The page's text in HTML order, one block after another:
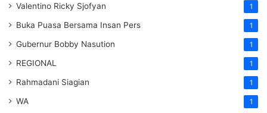
Valentino Ricky Sjofyan 1
Buka Puasa Bersama Insan Pers 1
Gubernur Bobby Nasution 1
REGIONAL 1
Rahmadani Siagian 1
WA 1